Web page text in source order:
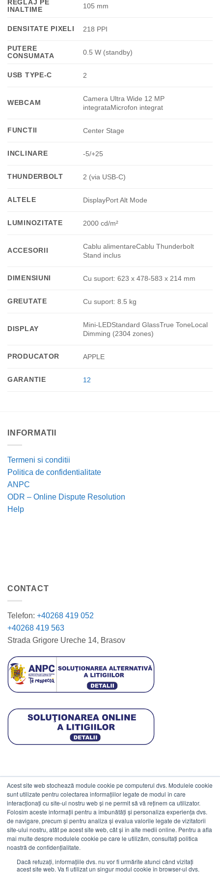
Acest site web stochează module cookie pe computerul dvs. Modulele cookie
sunt utilizate pentru colectarea informațiilor legate de modul în care
interacționați cu site-ul nostru web și ne permit să vă reținem ca utilizator.
Folosim aceste informații pentru a îmbunătăți și personaliza experiența dvs.
de navigare, precum și pentru analiza și evalua valorile legate de vizitatorii
site-ului nostru, atât pe acest site web, cât și în alte medii online. Pentru a afla
mai multe despre modulele cookie pe care le utilizăm, consultați politica
noastră de confidențialitate.
Dacă refuzați, informațiile dvs. nu vor fi urmărite atunci când vizitați
acest site web. Va fi utilizat un singur modul cookie în browser-ul dvs.
REGLAJ PE
INALTIME
105 mm
DENSITATE PIXELI 218 PPI
PUTERE
CONSUMATA
0.5 W (standby)
USB TYPE-C 2
WEBCAM
Camera Ultra Wide 12 MP
integrataMicrofon integrat
FUNCTII Center Stage
INCLINARE -5/+25
THUNDERBOLT 2 (via USB-C)
ALTELE DisplayPort Alt Mode
LUMINOZITATE 2000 cd/m²
ACCESORII
Cablu alimentareCablu Thunderbolt
Stand inclus
DIMENSIUNI Cu suport: 623 x 478-583 x 214 mm
GREUTATE Cu suport: 8.5 kg
DISPLAY
Mini-LEDStandard GlassTrue ToneLocal
Dimming (2304 zones)
PRODUCATOR APPLE
GARANTIE 12
INFORMATII
Termeni si conditii
Politica de confidentialitate
ANPC
ODR – Online Dispute Resolution
Help
CONTACT
Telefon: +40268 419 052
+40268 419 563
Strada Grigore Ureche 14, Brasov
DATE COMERCIALE
ESTICO S.R.L.
CIF: RO1094402.
Reg.Com: J08/469/1991.